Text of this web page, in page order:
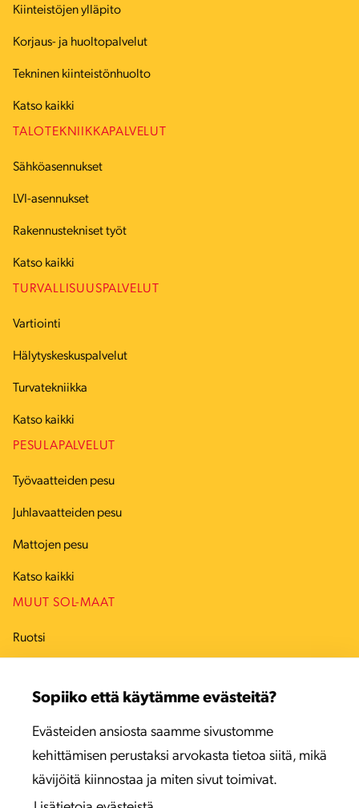
Sopiiko että käytämme evästeitä?
Evästeiden ansiosta saamme sivustomme
kehittämisen perustaksi arvokasta tietoa siitä, mikä
kävijöitä kiinnostaa ja miten sivut toimivat.
Kiinteistöjen ylläpito
Korjaus- ja huoltopalvelut
Tekninen kiinteistönhuolto
Katso kaikki
TALOTEKNIIKKAPALVELUT
Sähköasennukset
LVI-asennukset
Rakennustekniset työt
Katso kaikki
TURVALLISUUSPALVELUT
Vartiointi
Hälytyskeskuspalvelut
Turvatekniikka
Katso kaikki
PESULAPALVELUT
Työvaatteiden pesu
Juhlavaatteiden pesu
Mattojen pesu
Katso kaikki
MUUT SOL-MAAT
Ruotsi
Viro
Latvia